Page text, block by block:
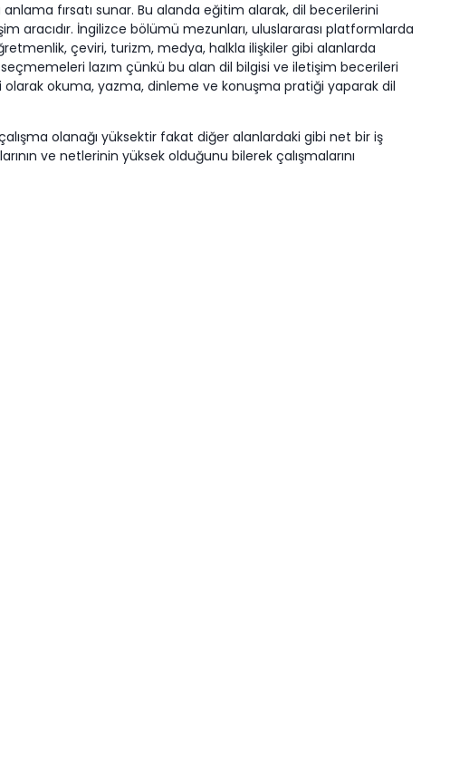
fırsatı sunar. Bu alanda eğitim alarak, dil becerilerini
aracıdır. İngilizce bölümü mezunları, uluslararası platformlarda
çeviri, turizm, medya, halkla ilişkiler gibi alanlarda
lazım çünkü bu alan dil bilgisi ve iletişim becerileri
okuma, yazma, dinleme ve konuşma pratiği yaparak dil
olanağı yüksektir fakat diğer alanlardaki gibi net bir iş
ve netlerinin yüksek olduğunu bilerek çalışmalarını